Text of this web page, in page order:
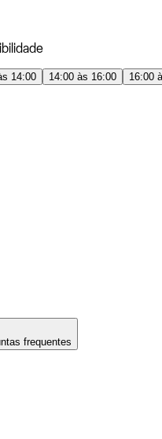
14:00 14:00 às 16:00 16:00
frequentes